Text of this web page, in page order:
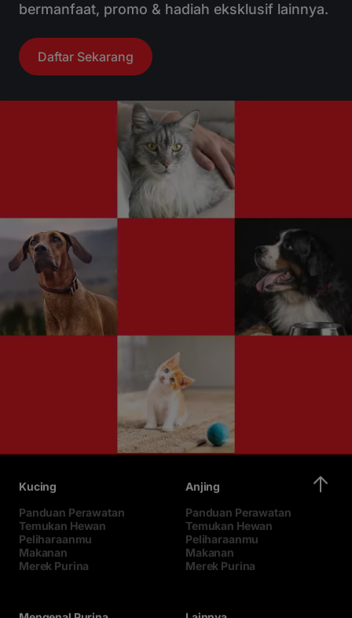
bermanfaat, promo & hadiah eksklusif lainnya.
Daftar Sekarang
Kucing
Panduan Perawatan
Temukan Hewan
Peliharaanmu
Makanan
Merek Purina
Anjing
Panduan Perawatan
Temukan Hewan
Peliharaanmu
Makanan
Merek Purina